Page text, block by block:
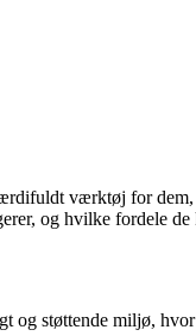
værktøj for
og hvilke fordele
og støttende miljø,